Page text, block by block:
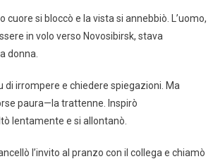
cuore si bloccò e la vista si annebbiò. L’uomo,
in volo verso Novosibirsk, stava
donna.
di irrompere e chiedere spiegazioni. Ma
paura—la trattenne. Inspirò
lentamente e si allontanò.
l’invito al pranzo con il collega e chiamò